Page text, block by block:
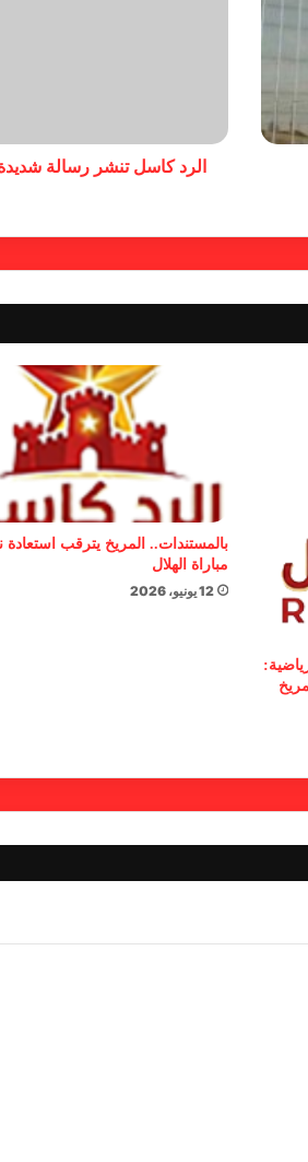
الرد كاسل تنشر رسالة
بالمستندات.. المريخ يترقب استعادة
مباراة الهلال
12 يونيو، 2026